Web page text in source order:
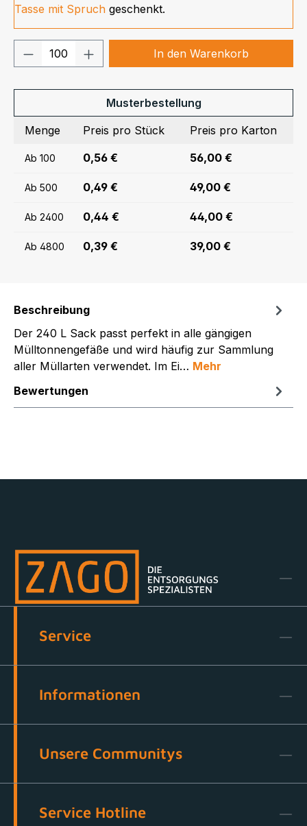
Tasse mit Spruch geschenkt.
Produkt Anzahl: Gib denIn den Warenkorb
Musterbestellung
Menge
Preis pro Stück Preis pro Karton
Ab 100 0,56 € 56,00 €
Ab 500 0,49 € 49,00 €
Ab 2400 0,44 € 44,00 €
Ab 4800 0,39 € 39,00 €
Beschreibung
Der 240 L Sack passt perfekt in alle gängigen
Mülltonnengefäße und wird häufig zur Sammlung
aller Müllarten verwendet. Im Ei… Mehr
Bewertungen
Service
Informationen
Unsere Communitys
Service Hotline